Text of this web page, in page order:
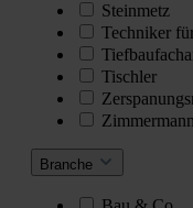
Steinmetz
Techniker
Tischler
Zimmermann
Branche